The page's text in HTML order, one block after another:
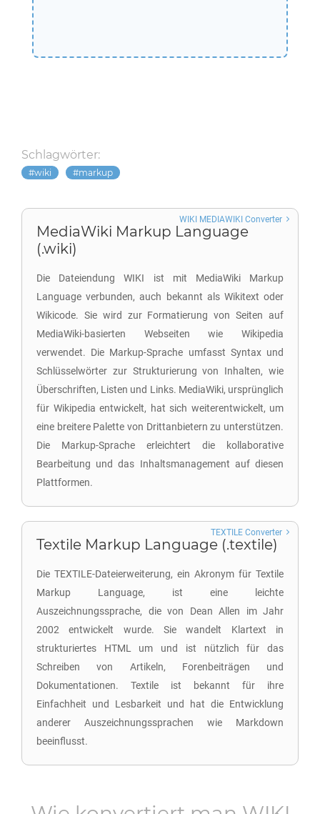
Schlagwörter:
wiki markup
MediaWiki Markup Language
(.wiki)
Die Dateiendung WIKI ist mit MediaWiki Markup
Language verbunden, auch bekannt als Wikitext oder
Wikicode. Sie wird zur Formatierung von Seiten auf
MediaWiki-basierten Webseiten wie Wikipedia
verwendet. Die Markup-Sprache umfasst Syntax und
Schlüsselwörter zur Strukturierung von Inhalten, wie
Überschriften, Listen und Links. MediaWiki, ursprünglich
für Wikipedia entwickelt, hat sich weiterentwickelt, um
eine breitere Palette von Drittanbietern zu unterstützen.
Die Markup-Sprache erleichtert die kollaborative
Bearbeitung und das Inhaltsmanagement auf diesen
Plattformen.
WIKI MEDIAWIKI Converter
Textile Markup Language (.textile)
Die TEXTILE-Dateierweiterung, ein Akronym für Textile
Markup Language, ist eine leichte
Auszeichnungssprache, die von Dean Allen im Jahr
2002 entwickelt wurde. Sie wandelt Klartext in
strukturiertes HTML um und ist nützlich für das
Schreiben von Artikeln, Forenbeiträgen und
Dokumentationen. Textile ist bekannt für ihre
Einfachheit und Lesbarkeit und hat die Entwicklung
anderer Auszeichnungssprachen wie Markdown
beeinflusst.
TEXTILE Converter